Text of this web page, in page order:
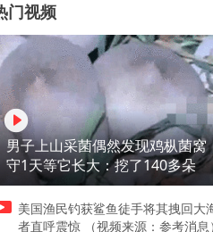
门视频
男子上山采菌偶然发现鸡枞菌窝
守1天等它长大：挖了140多朵
美国渔民钓获鲨鱼徒手将其拽回大
者直呼震惊 （视频来源：参考消息